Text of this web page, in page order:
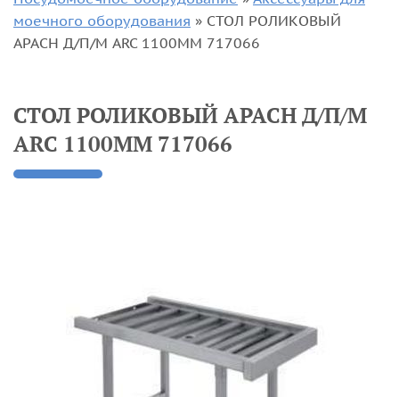
моечного оборудования » СТОЛ РОЛИКОВЫЙ
APACH Д/П/М ARC 1100ММ 717066
СТОЛ РОЛИКОВЫЙ APACH Д/П/М
ARC 1100ММ 717066